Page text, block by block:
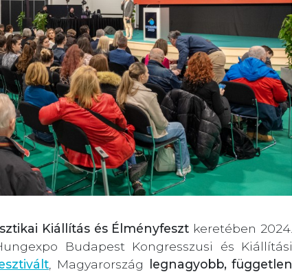
Kiállítás és Élményfeszt keretében 2024.
Budapest Kongresszusi és Kiállítási
, Magyarország
legnagyobb, független